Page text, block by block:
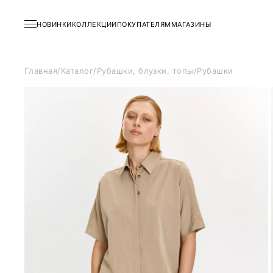
НОВИНКИКОЛЛЕКЦИИПОКУПАТЕЛЯМ МАГАЗИНЫ
Главная/Каталог/Рубашки, блузки, топы/Рубашки